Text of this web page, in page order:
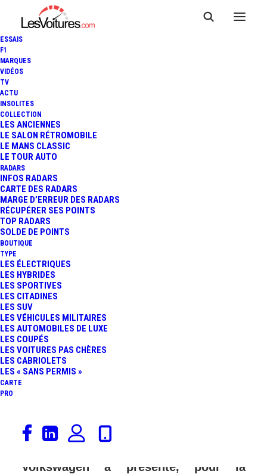
ESSAIS
F1
MARQUES
VIDÉOS
TV
ACTU
INSOLITES
COLLECTION
LES ANCIENNES
LE SALON RÉTROMOBILE
LE MANS CLASSIC
LE TOUR AUTO
RADARS
INFOS RADARS
CARTE DES RADARS
MARGE D’ERREUR DES RADARS
RÉCUPÉRER SES POINTS
TOP RADARS
SOLDE DE POINTS
BOUTIQUE
TYPE
LES ÉLECTRIQUES
LES HYBRIDES
LES SPORTIVES
LES CITADINES
LES SUV
LES VÉHICULES MILITAIRES
LES AUTOMOBILES DE LUXE
LES COUPÉS
LES VOITURES PAS CHÈRES
LES CABRIOLETS
LES « SANS PERMIS »
CARTE
PRO
PREMIER APERÇU DE LA
2 Minutes
Ce week-end, en Autriche, dans le
cadre de l’événement au nom de « Ice
Volkswagen a présenté, pour la